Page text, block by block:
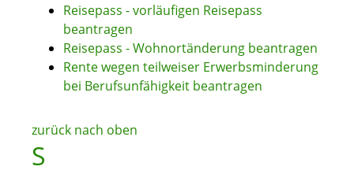
Reisepass - vorläufigen Reisepass
beantragen
Reisepass - Wohnortänderung beantragen
Rente wegen teilweiser Erwerbsminderung
bei Berufsunfähigkeit beantragen
zurück nach oben
S